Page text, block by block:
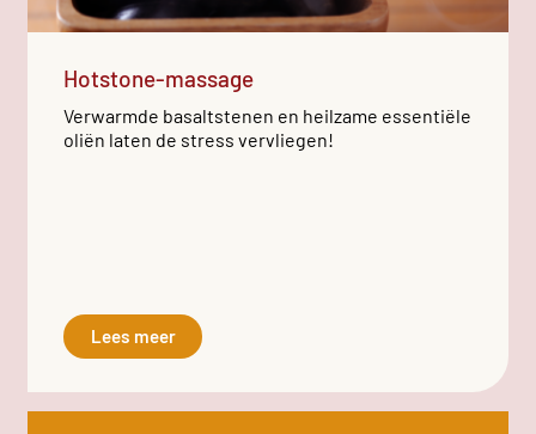
Hotstone-massage
Verwarmde basaltstenen en heilzame essentiële
oliën laten de stress vervliegen!
Lees meer